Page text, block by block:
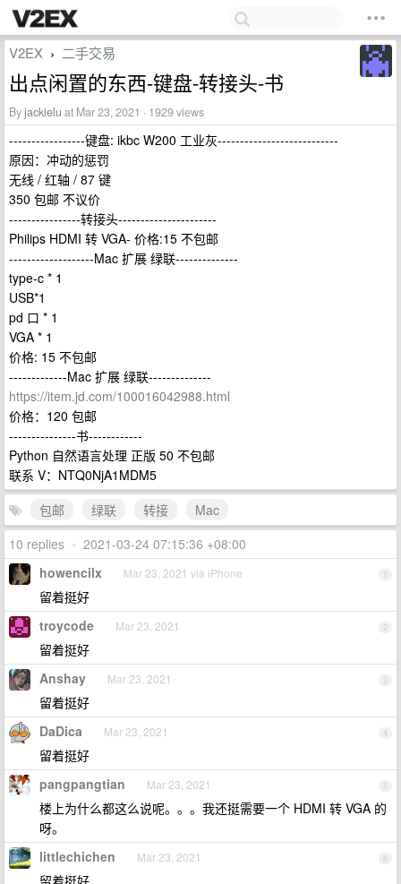
V2EX › 二手交易
出点闲置的东西-键盘-转接头-书
Byjackielu at Mar 23, 2021 · 1929 views
-----------------键盘: ikbc W200 工业灰---------------------------
原因：冲动的惩罚
无线 / 红轴 / 87 键
350 包邮 不议价
----------------转接头----------------------
Philips HDMI 转 VGA- 价格:15 不包邮
-------------------Mac 扩展 绿联--------------
type-c * 1
USB*1
pd 口 * 1
VGA * 1
价格: 15 不包邮
-------------Mac 扩展 绿联--------------
https://item.jd.com/100016042988.html
价格：120 包邮
---------------书------------
Python 自然语言处理 正版 50 不包邮
联系 V：NTQ0NjA1MDM5
包邮
绿联 转接
Mac
10 replies • 2021-03-24 07:15:36 +08:00
1
howencilx Mar 23, 2021 via iPhone
留着挺好
2
troycode Mar 23, 2021
留着挺好
3
Anshay Mar 23, 2021
留着挺好
4
DaDica Mar 23, 2021
留着挺好
5
pangpangtian Mar 23, 2021
楼上为什么都这么说呢。。。我还挺需要一个 HDMI 转 VGA 的
呀。
6
littlechichen Mar 23, 2021
留着挺好